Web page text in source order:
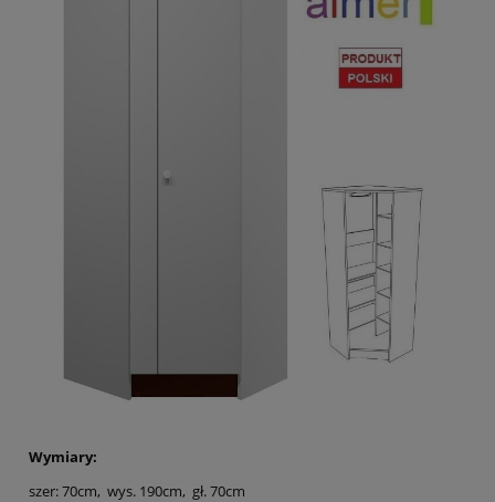
Wymiary:
szer: 70cm, wys. 190cm, gł. 70cm